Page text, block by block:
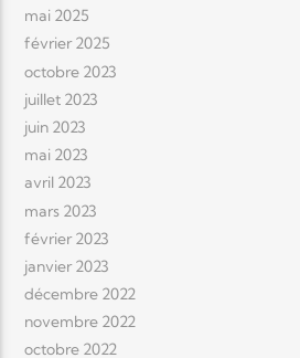
mai 2025
février 2025
octobre 2023
juillet 2023
juin 2023
mai 2023
avril 2023
mars 2023
février 2023
janvier 2023
décembre 2022
novembre 2022
octobre 2022